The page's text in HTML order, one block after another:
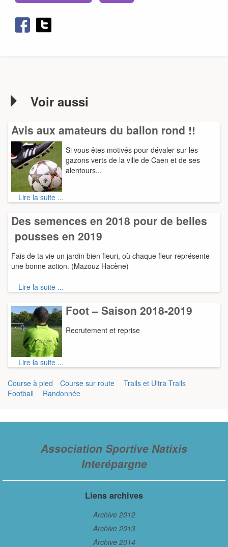
Voir aussi
Avis aux amateurs du ballon rond !!
Si vous êtes motivés pour dévaler sur les
gazons verts de la ville de Caen et de ses
alentours...
Lire la suite ...
Des semences en 2018 pour de belles
pousses en 2019
Fais de ta vie un jardin bien fleuri, où chaque fleur représente
une bonne action. (Mazouz Hacène)
Lire la suite ...
Foot – Saison 2018-2019
Recrutement et reprise
Lire la suite ...
Course à pied Course sur route
Trails et Ultra Trails
Football
Randonnée
Association Sportive Natixis
Interépargne
Liens archives
Archive 2012
Archive 2013
Archive 2014